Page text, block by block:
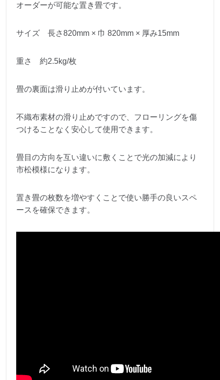
オーダーが可能な置き畳です。
サイズ 長さ820mm × 巾 820mm × 厚み15mm
重さ 約2.5kg/枚
畳の裏面は滑り止めが付いています。
不織布素材の滑り止めですので、フローリングを傷
つけることなく安心して使用できます。
畳目の方向を互い違いに敷くことで光の加減により
市松模様になります。
置き畳の枚数を増やすくことで使い勝手の良いスペ
ースを確保できます。